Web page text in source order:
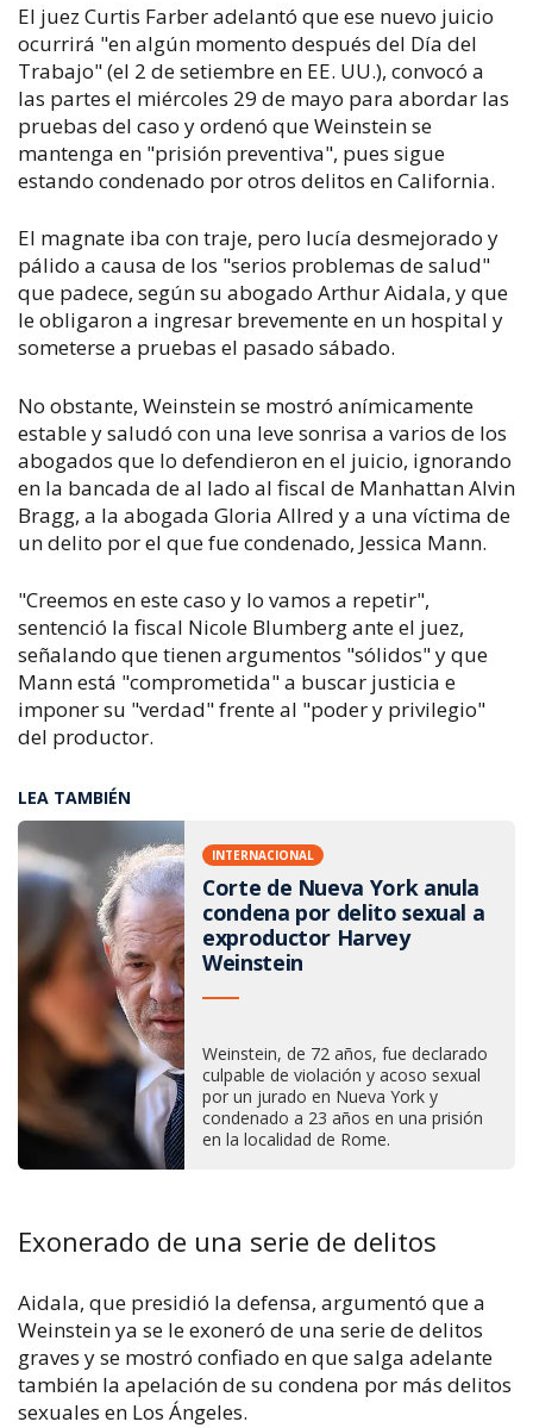
El juez Curtis Farber adelantó que ese nuevo juicio
ocurrirá "en algún momento después del Día del
Trabajo" (el 2 de setiembre en EE. UU.), convocó a
las partes el miércoles 29 de mayo para abordar las
pruebas del caso y ordenó que Weinstein se
mantenga en "prisión preventiva", pues sigue
estando condenado por otros delitos en California.
El magnate iba con traje, pero lucía desmejorado y
pálido a causa de los "serios problemas de salud"
que padece, según su abogado Arthur Aidala, y que
le obligaron a ingresar brevemente en un hospital y
someterse a pruebas el pasado sábado.
No obstante, Weinstein se mostró anímicamente
estable y saludó con una leve sonrisa a varios de los
abogados que lo defendieron en el juicio, ignorando
en la bancada de al lado al fiscal de Manhattan Alvin
Bragg, a la abogada Gloria Allred y a una víctima de
un delito por el que fue condenado, Jessica Mann.
"Creemos en este caso y lo vamos a repetir",
sentenció la fiscal Nicole Blumberg ante el juez,
señalando que tienen argumentos "sólidos" y que
Mann está "comprometida" a buscar justicia e
imponer su "verdad" frente al "poder y privilegio"
del productor.
LEA TAMBIÉN
INTERNACIONAL
Corte de Nueva York anula
condena por delito sexual a
exproductor Harvey
Weinstein
Weinstein, de 72 años, fue declarado
culpable de violación y acoso sexual
por un jurado en Nueva York y
condenado a 23 años en una prisión
en la localidad de Rome.
Exonerado de una serie de delitos
Aidala, que presidió la defensa, argumentó que a
Weinstein ya se le exoneró de una serie de delitos
graves y se mostró confiado en que salga adelante
también la apelación de su condena por más delitos
sexuales en Los Ángeles.